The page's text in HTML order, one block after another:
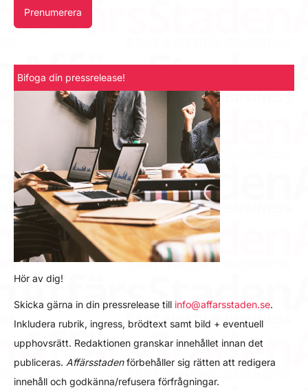
Prenumerera
Bifoga din pressrelease!
Hör av dig!
Skicka gärna in din pressrelease till info@affarsstaden.se.
Inkludera rubrik, ingress, brödtext samt bild + eventuell
upphovsrätt. Redaktionen granskar innehållet innan det
publiceras. Affärsstadenförbehåller sig rätten att redigera
innehåll och godkänna/refusera förfrågningar.